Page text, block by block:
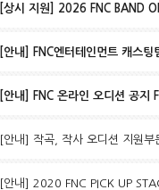
[상시 지원] 2026 FNC BAND
[안내] FNC엔터테인먼트 캐스팅
[안내] FNC 온라인 오디션 공
[안내] 작곡, 작사 오디션 지원부
[안내] 2020 FNC PICK UP